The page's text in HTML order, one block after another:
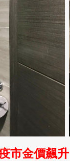
市金價飆